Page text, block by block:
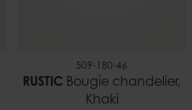
509-180-46
RUSTIC Bougie chandelier,
Khaki